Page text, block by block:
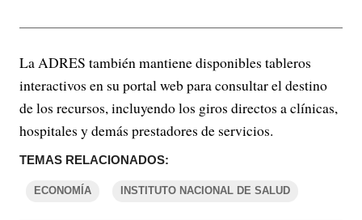
La ADRES también mantiene disponibles tableros
interactivos en su portal web para consultar el destino
de los recursos, incluyendo los giros directos a clínicas,
hospitales y demás prestadores de servicios.
TEMAS RELACIONADOS:
ECONOMÍA INSTITUTO NACIONAL DE SALUD